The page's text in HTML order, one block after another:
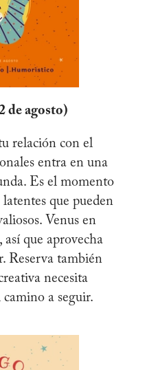
de agosto)
relación con el
entra en una
Es el momento
que pueden
Venus en
que aprovecha
Reserva también
necesita
a seguir.